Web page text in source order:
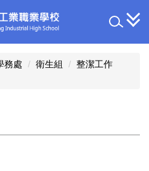
務處 衛生組
整潔工作